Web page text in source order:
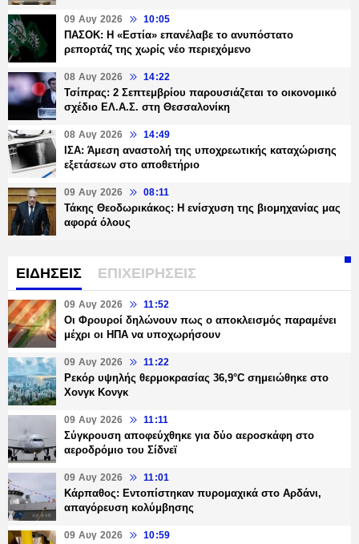
09 Αυγ 2026 10:05
ΠΑΣΟΚ: Η «Εστία» επανέλαβε το ανυπόστατο
ρεπορτάζ της χωρίς νέο περιεχόμενο
08 Αυγ 2026 14:22
Τσίπρας: 2 Σεπτεμβρίου παρουσιάζεται το οικονομικό
σχέδιο ΕΛ.Α.Σ. στη Θεσσαλονίκη
08 Αυγ 2026 14:49
ΙΣΑ: Άμεση αναστολή της υποχρεωτικής καταχώρισης
εξετάσεων στο αποθετήριο
09 Αυγ 2026 08:11
Τάκης Θεοδωρικάκος: Η ενίσχυση της βιομηχανίας μας
αφορά όλους
ΕΙΔΗΣΕΙΣ ΕΠΙΧΕΙΡΗΣΕΙΣ
09 Αυγ 2026 11:52
Οι Φρουροί δηλώνουν πως ο αποκλεισμός παραμένει
μέχρι οι ΗΠΑ να υποχωρήσουν
09 Αυγ 2026 11:22
Ρεκόρ υψηλής θερμοκρασίας 36,9°C σημειώθηκε στο
Χονγκ Κονγκ
09 Αυγ 2026 11:11
Σύγκρουση αποφεύχθηκε για δύο αεροσκάφη στο
αεροδρόμιο του Σίδνεϊ
09 Αυγ 2026 11:01
Κάρπαθος: Εντοπίστηκαν πυρομαχικά στο Αρδάνι,
απαγόρευση κολύμβησης
09 Αυγ 2026 10:59